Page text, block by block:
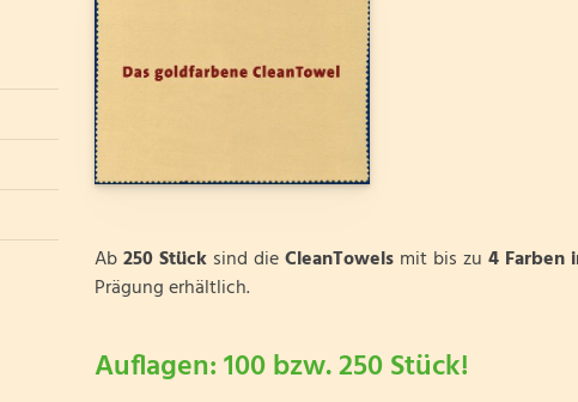
Ab250 Stücksind dieCleanTowels mit bis zu 4 Farben
Prägung erhältlich.
Auflagen: 100 bzw. 250 Stück!